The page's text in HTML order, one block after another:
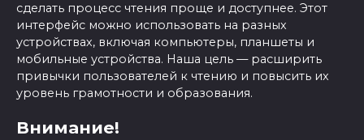
сделать процесс чтения проще и доступнее. Этот
интерфейс можно использовать на разных
устройствах, включая компьютеры, планшеты и
мобильные устройства. Наша цель — расширить
привычки пользователей к чтению и повысить их
уровень грамотности и образования.
Внимание!